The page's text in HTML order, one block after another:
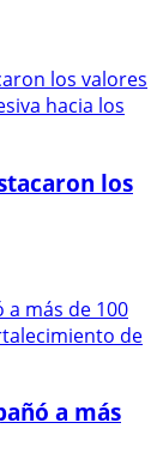
los
a más